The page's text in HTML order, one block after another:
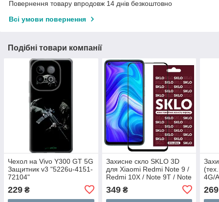
Повернення товару впродовж 14 днів безкоштовно
Всі умови повернення
Подібні товари компанії
Чехол на Vivo Y300 GT 5G
Защитник v3 "5226u-4151-
72104"
229 ₴
Захисне скло SKLO 3D
для Xiaomi Redmi Note 9 /
Redmi 10X / Note 9T / Note
349₴
4G/
269